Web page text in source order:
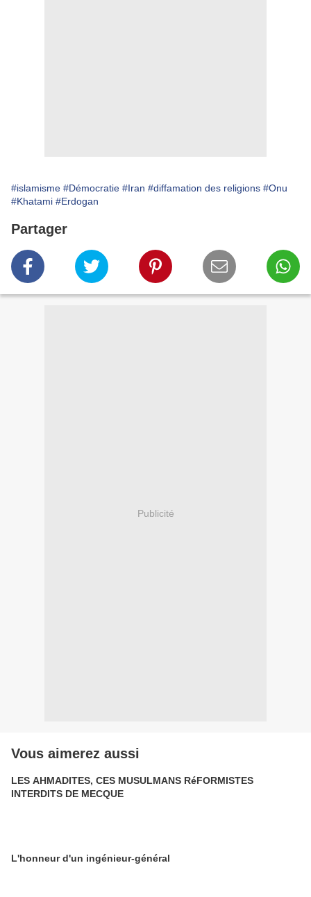
#islamisme #Démocratie #Iran #diffamation des religions #Onu
#Khatami #Erdogan
Partager
Publicité
Vous aimerez aussi
LES AHMADITES, CES MUSULMANS RéFORMISTES
INTERDITS DE MECQUE
L'honneur d'un ingénieur-général